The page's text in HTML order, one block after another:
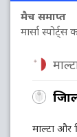
मैच समाप्त
मार्सा स्पोर्ट्स
माल्टा और